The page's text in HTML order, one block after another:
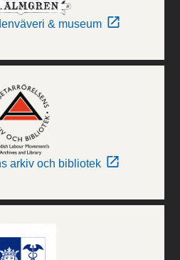
& museum
arkiv och bibliotek